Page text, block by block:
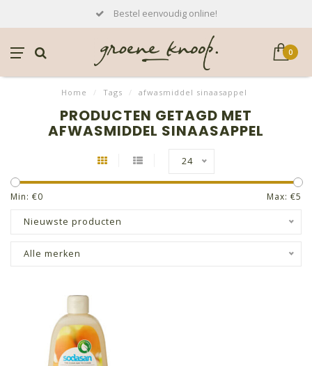
Bestel eenvoudig online!
0
Home / Tags / afwasmiddel sinaasappel
PRODUCTEN GETAGD MET
AFWASMIDDEL SINAASAPPEL
24
Min: €0 Max: €5
Nieuwste producten
Alle merken